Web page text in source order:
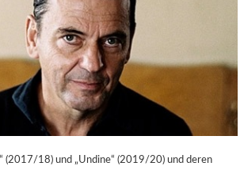
(2017/18) und „Undine“ (2019/20) und deren